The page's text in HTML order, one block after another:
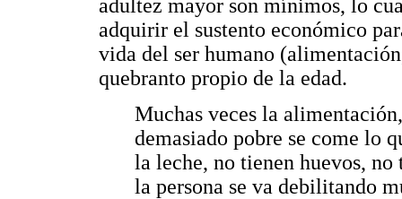
adultez mayor son mínimos, lo
adquirir el sustento económico
vida del ser humano
quebranto propio de la edad.
Muchas veces la
demasiado pobre se come lo
la leche, no tienen huevos,
la persona se va debilitando